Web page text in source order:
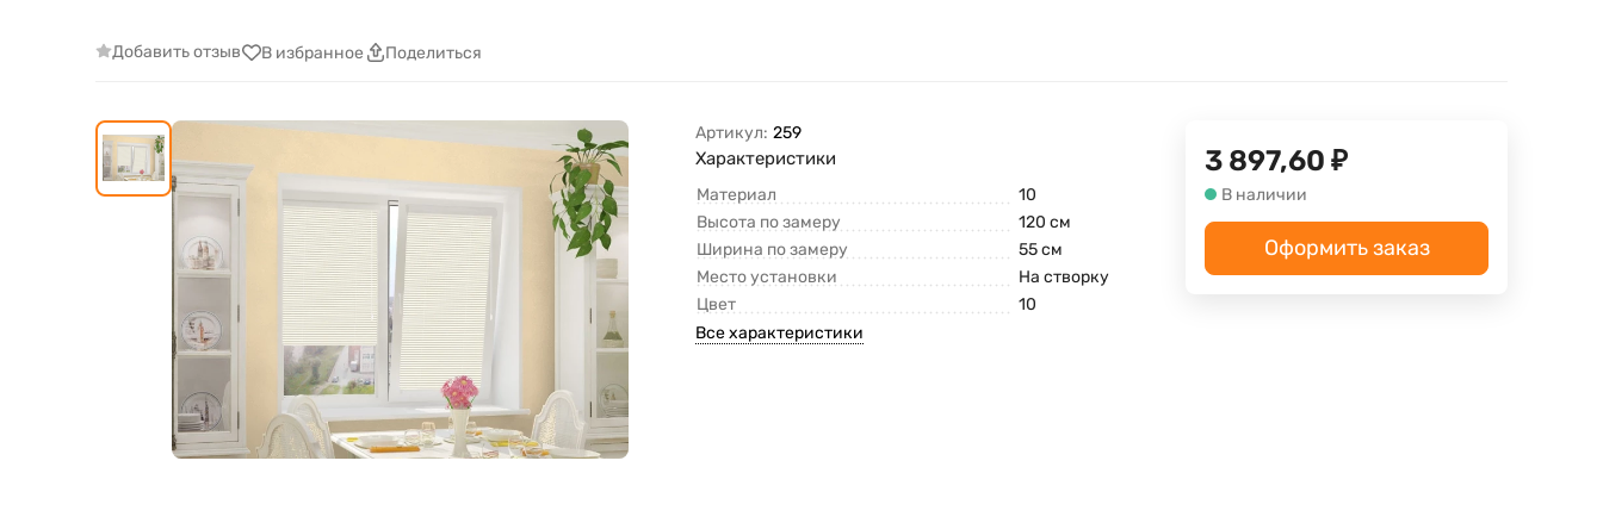
Добавить отзыв В избранное Поделиться
Артикул: 259
Характеристики
Материал
10
Высота по замеру
120 см
Ширина по замеру
55 см
Место установки
На створку
Цвет
10
Все характеристики
3 897,60 ₽
В наличии
Оформить заказ